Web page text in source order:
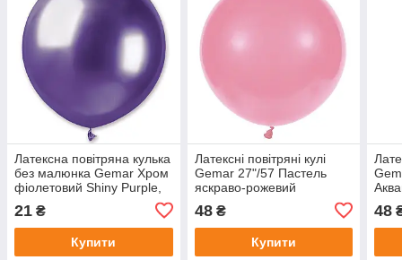
Латексна повітряна кулька
без малюнка Gemar Хром
фіолетовий Shiny Purple,
великі хромовані кулі 19"
48 см
21 ₴
Купити
Латексні повітряні кулі
Gemar 27"/57 Пастель
яскраво-рожевий
48₴
Купити
48